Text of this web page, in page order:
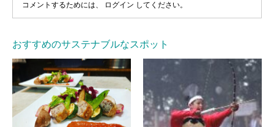
コメントするためには、 ログイン してください。
おすすめのサステナブルなスポット